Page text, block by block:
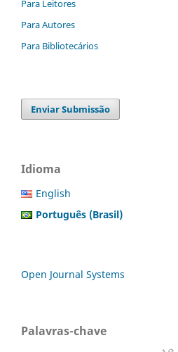
Para Leitores
Para Autores
Para Bibliotecários
Enviar Submissão
Idioma
English
Português (Brasil)
Open Journal Systems
Palavras-chave